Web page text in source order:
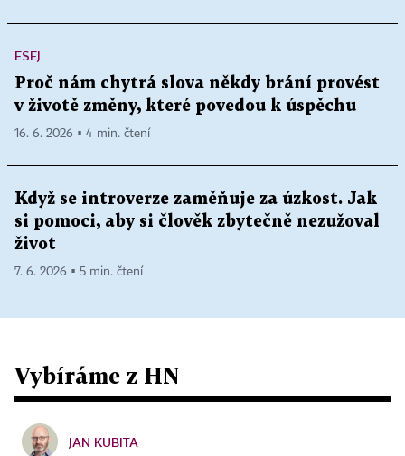
ESEJ
Proč nám chytrá slova někdy brání provést
v životě změny, které povedou k úspěchu
16. 6. 2026 ▪ 4 min. čtení
Když se introverze zaměňuje za úzkost. Jak
si pomoci, aby si člověk zbytečně nezužoval
život
7. 6. 2026 ▪ 5 min. čtení
Vybíráme z HN
JAN KUBITA